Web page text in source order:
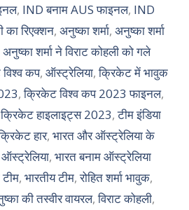
, IND बनाम AUS फाइनल, IND
का रिएक्शन, अनुष्का शर्मा, अनुष्का शर्मा
अनुष्का शर्मा ने विराट कोहली को गले
कप, ऑस्ट्रेलिया,क्रिकेट में भावुक
,क्रिकेट विश्व कप 2023 फाइनल,
क्रिकेट हाइलाइट्स 2023,टीम इंडिया
हार, भारत और ऑस्ट्रेलिया के
, भारत बनाम ऑस्ट्रेलिया
, भारतीय टीम,रोहित शर्मा भावुक,
की तस्वीर वायरल,विराट कोहली,